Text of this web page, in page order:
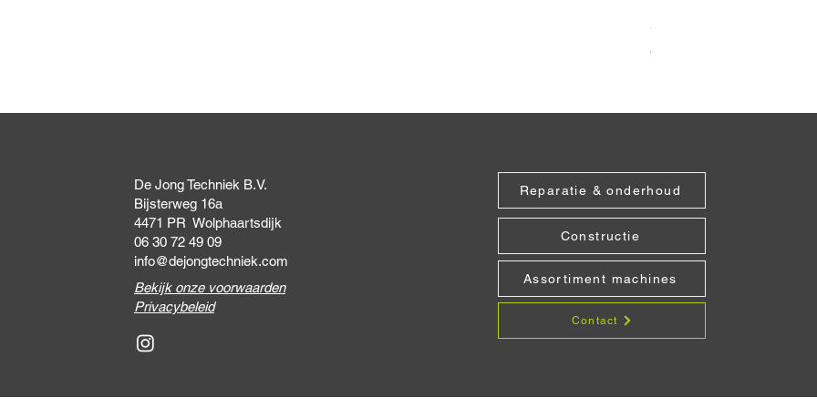
Grabo Seam Setter Recht
Prijs
€ 151,25
De Jong Techniek B.V.
Bijsterweg 16a
4471 PR Wolphaartsdijk
06 30 72 49 09
info@dejongtechniek.com
Bekijk onze voorwaarden
Privacybeleid
Reparatie & onderhoud
Constructie
Assortiment machines
Contact